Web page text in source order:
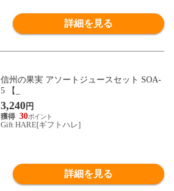
詳細を見る
信州の果実 アソートジュースセット SOA-
5 【_
3,240円
30
Gift HARE[ギフトハレ]
詳細を見る